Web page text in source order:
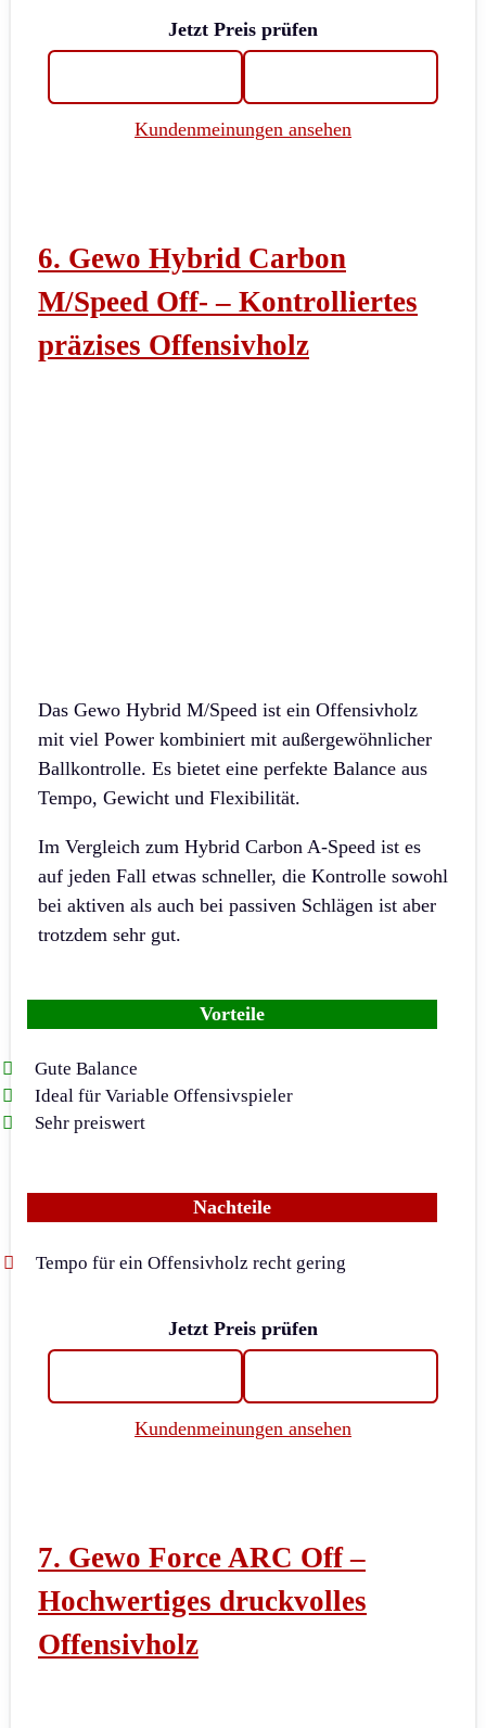
Jetzt Preis prüfen
Kundenmeinungen ansehen
6. Gewo Hybrid Carbon
M/Speed Off- – Kontrolliertes
präzises Offensivholz
Das Gewo Hybrid M/Speed ist ein Offensivholz
mit viel Power kombiniert mit außergewöhnlicher
Ballkontrolle. Es bietet eine perfekte Balance aus
Tempo, Gewicht und Flexibilität.
Im Vergleich zum Hybrid Carbon A-Speed ist es
auf jeden Fall etwas schneller, die Kontrolle sowohl
bei aktiven als auch bei passiven Schlägen ist aber
trotzdem sehr gut.
Vorteile
Gute Balance
Ideal für Variable Offensivspieler
Sehr preiswert
Nachteile
Tempo für ein Offensivholz recht gering
Jetzt Preis prüfen
Kundenmeinungen ansehen
7. Gewo Force ARC Off –
Hochwertiges druckvolles
Offensivholz